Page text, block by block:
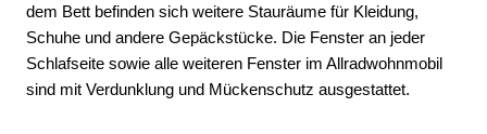
dem Bett befinden sich weitere Stauräume für Kleidung,
Schuhe und andere Gepäckstücke. Die Fenster an jeder
Schlafseite sowie alle weiteren Fenster im Allradwohnmobil
sind mit Verdunklung und Mückenschutz ausgestattet.